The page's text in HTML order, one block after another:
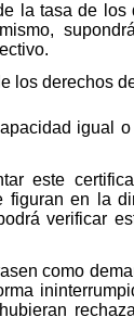
la tasa de
los derechos
igual o
este
figuran en la
verificar
como